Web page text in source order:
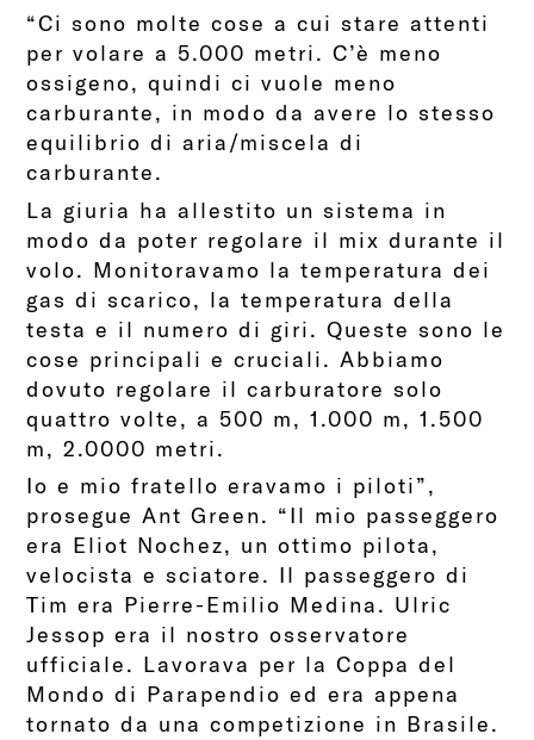
“Ci sono molte cose a cui stare attenti
per volare a 5.000 metri. C’è meno
ossigeno, quindi ci vuole meno
carburante, in modo da avere lo stesso
equilibrio di aria/miscela di
carburante.
La giuria ha allestito un sistema in
modo da poter regolare il mix durante il
volo. Monitoravamo la temperatura dei
gas di scarico, la temperatura della
testa e il numero di giri. Queste sono le
cose principali e cruciali. Abbiamo
dovuto regolare il carburatore solo
quattro volte, a 500 m, 1.000 m, 1.500
m, 2.0000 metri.
Io e mio fratello eravamo i piloti”,
prosegue Ant Green. “Il mio passeggero
era Eliot Nochez, un ottimo pilota,
velocista e sciatore. Il passeggero di
Tim era Pierre-Emilio Medina. Ulric
Jessop era il nostro osservatore
ufficiale. Lavorava per la Coppa del
Mondo di Parapendio ed era appena
tornato da una competizione in Brasile.